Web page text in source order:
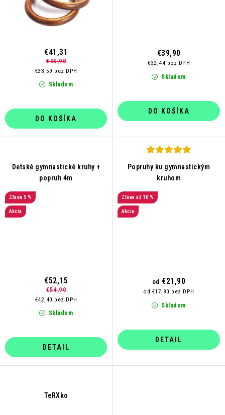
Skladom
€33,59 bez DPH
€41,31
€45,90
DO KOŠÍKA
Skladom
€32,44 bez DPH
€39,90
DO KOŠÍKA
Detské gymnastické kruhy +
popruh 4m
5 %
Akcia
Skladom
€42,40 bez DPH
€52,15
€54,90
DETAIL
Popruhy ku gymnastickým
kruhom
až 10 %
Akcia
Skladom
od €17,80 bez DPH
od €21,90
DETAIL
TeRXko